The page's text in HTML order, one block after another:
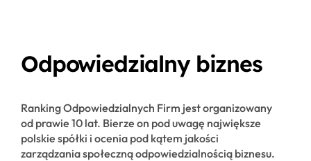
Odpowiedzialny biznes
Ranking Odpowiedzialnych Firm jest organizowany
od prawie 10 lat. Bierze on pod uwagę największe
polskie spółki i ocenia pod kątem jakości
zarządzania społeczną odpowiedzialnością biznesu.